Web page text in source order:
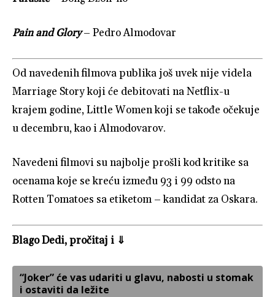
Pain and Glory– Pedro Almodovar
Od navedenih filmova publika još uvek nije videla
Marriage Story koji će debitovati na Netflix-u
krajem godine, Little Women koji se takođe očekuje
u decembru, kao i Almodovarov.
Navedeni filmovi su najbolje prošli kod kritike sa
ocenama koje se kreću između 93 i 99 odsto na
Rotten Tomatoes sa etiketom – kandidat za Oskara.
Blago Dedi, pročitaj i ⇓
“Joker” će vas udariti u glavu, nabosti u stomak
i ostaviti da ležite